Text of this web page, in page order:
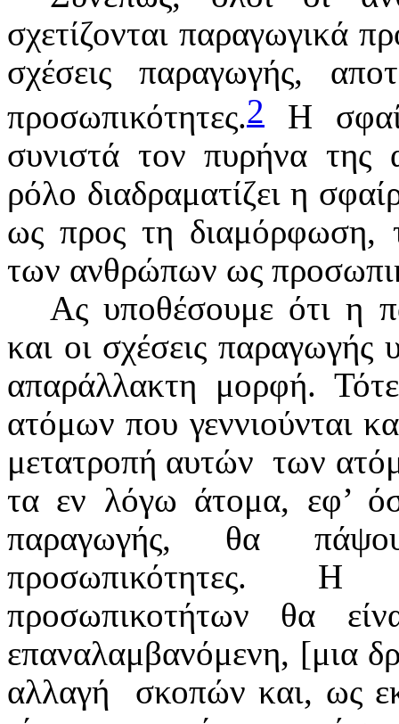
σχετίζονται παραγωγικά
σχέσεις παραγωγής,
προσωπικότητες.2 Η
συνιστά τον πυρήνα της
ρόλο διαδραματίζει η
ως προς τη διαμόρφωση,
των ανθρώπων ως
Ας υποθέσουμε ότι η
και οι σχέσεις παραγωγής
απαράλλακτη μορφή.
ατόμων που γεννιούνται
μετατροπή αυτών των
τα εν λόγω άτομα, εφ’
παραγωγής, θα
προσωπικότητες.
προσωπικοτήτων θα
επαναλαμβανόμενη, [μια
αλλαγή
σκοπών και, ως